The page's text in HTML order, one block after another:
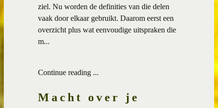
ziel. Nu worden de definities van die delen
vaak door elkaar gebruikt. Daarom eerst een
overzicht plus wat eenvoudige uitspraken die
m...
Continue reading ...
Macht over je